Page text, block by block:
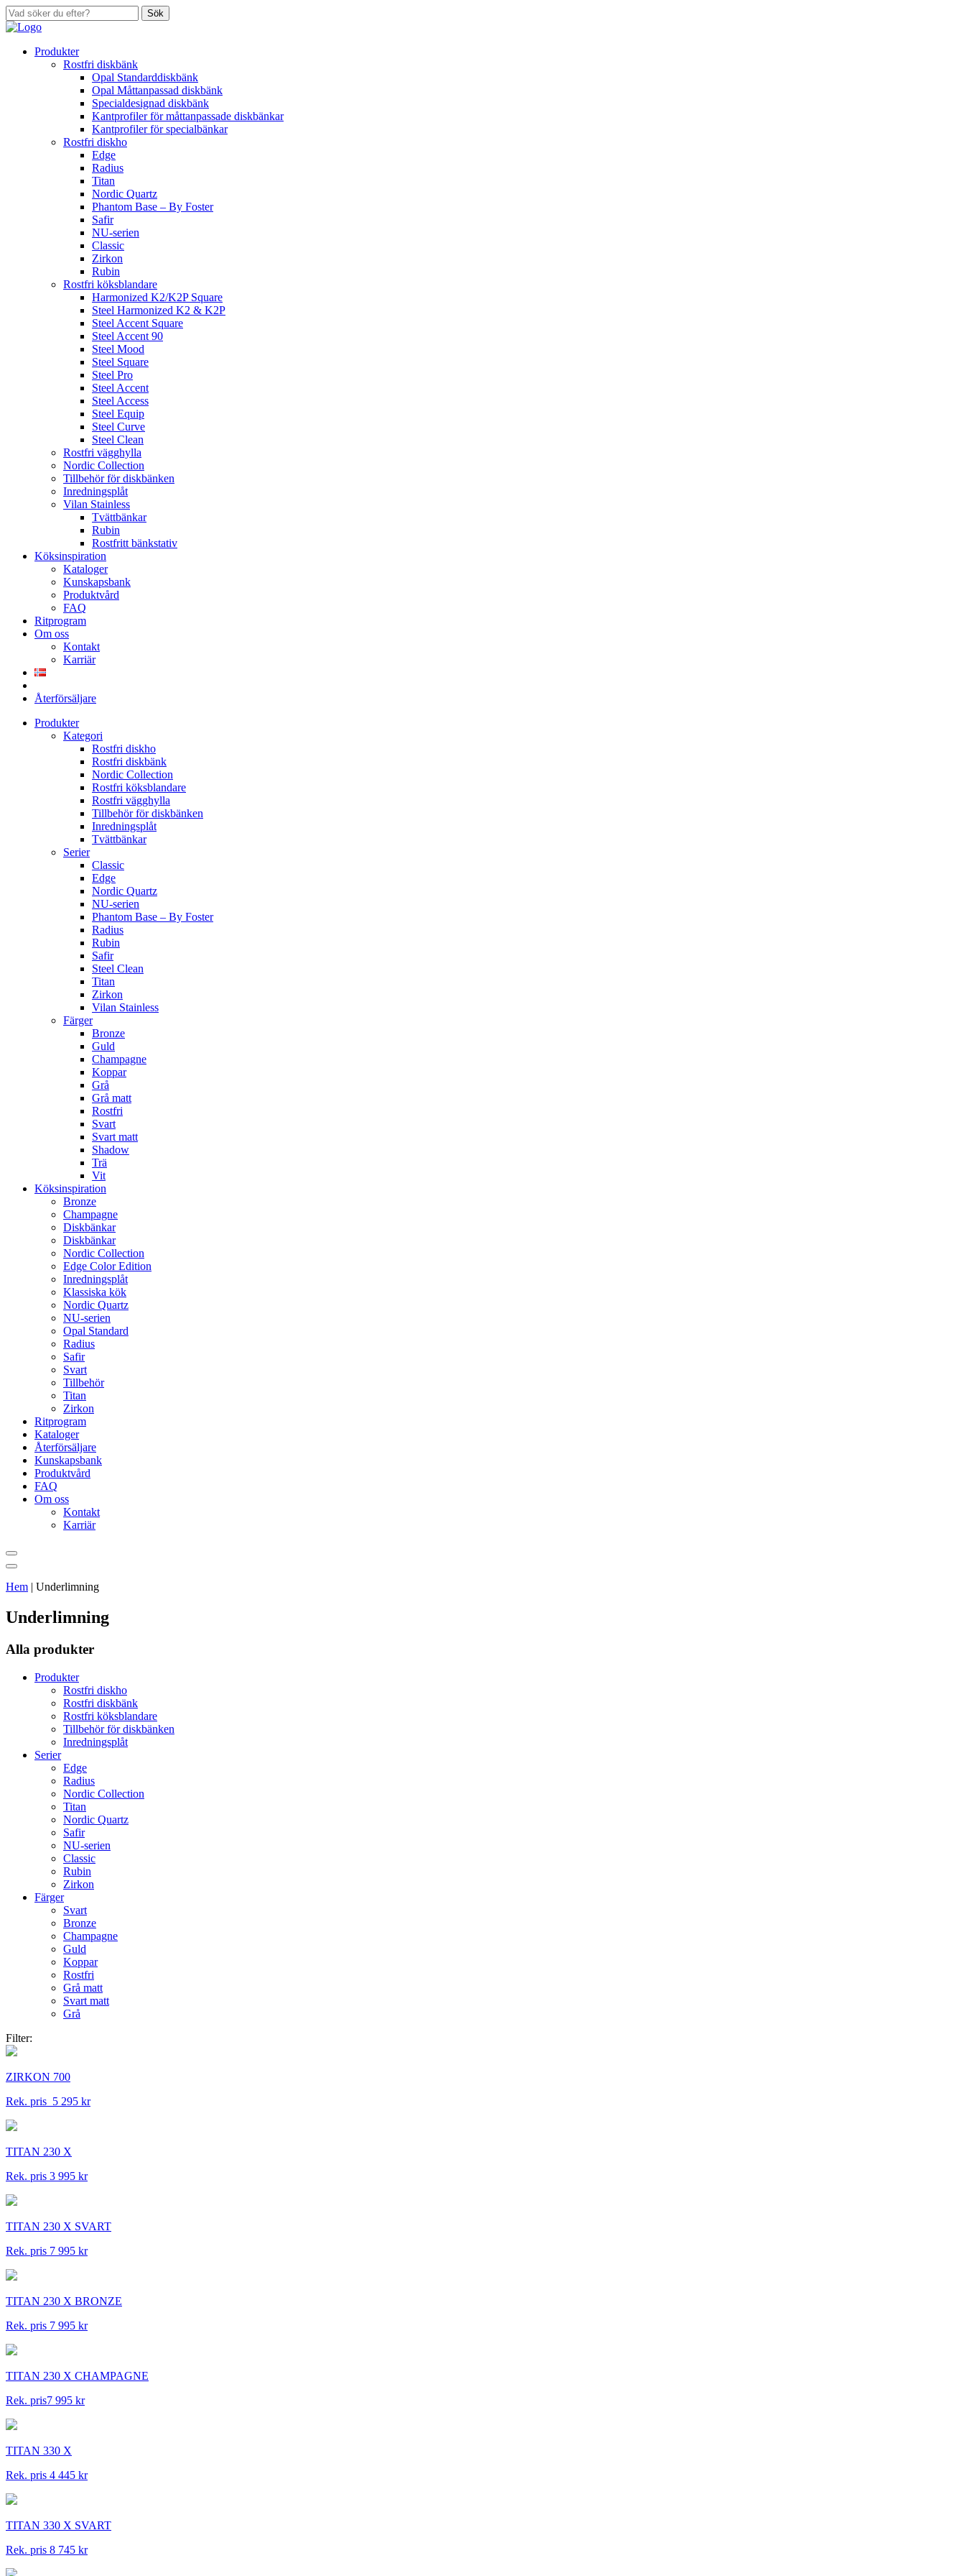
Sök
Produkter
Rostfri diskbänk
Opal Standarddiskbänk
Opal Måttanpassad diskbänk
Specialdesignad diskbänk
Kantprofiler för måttanpassade diskbänkar
Kantprofiler för specialbänkar
Rostfri diskho
Edge
Radius
Titan
Nordic Quartz
Phantom Base – By Foster
Safir
NU-serien
Classic
Zirkon
Rubin
Rostfri köksblandare
Harmonized K2/K2P Square
Steel Harmonized K2 & K2P
Steel Accent Square
Steel Accent 90
Steel Mood
Steel Square
Steel Pro
Steel Accent
Steel Access
Steel Equip
Steel Curve
Steel Clean
Rostfri vägghylla
Nordic Collection
Tillbehör för diskbänken
Inredningsplåt
Vilan Stainless
Tvättbänkar
Rubin
Rostfritt bänkstativ
Köksinspiration
Kataloger
Kunskapsbank
Produktvård
FAQ
Ritprogram
Om oss
Kontakt
Karriär
Återförsäljare
Produkter
Kategori
Rostfri diskho
Rostfri diskbänk
Nordic Collection
Rostfri köksblandare
Rostfri vägghylla
Tillbehör för diskbänken
Inredningsplåt
Tvättbänkar
Serier
Classic
Edge
Nordic Quartz
NU-serien
Phantom Base – By Foster
Radius
Rubin
Safir
Steel Clean
Titan
Zirkon
Vilan Stainless
Färger
Bronze
Guld
Champagne
Koppar
Grå
Grå matt
Rostfri
Svart
Svart matt
Shadow
Trä
Vit
Köksinspiration
Bronze
Champagne
Diskbänkar
Diskbänkar
Nordic Collection
Edge Color Edition
Inredningsplåt
Klassiska kök
Nordic Quartz
NU-serien
Opal Standard
Radius
Safir
Svart
Tillbehör
Titan
Zirkon
Ritprogram
Kataloger
Återförsäljare
Kunskapsbank
Produktvård
FAQ
Om oss
Kontakt
Karriär
Hem | Underlimning
Underlimning
Alla produkter
Produkter
Rostfri diskho
Rostfri diskbänk
Rostfri köksblandare
Tillbehör för diskbänken
Inredningsplåt
Serier
Edge
Radius
Nordic Collection
Titan
Nordic Quartz
Safir
NU-serien
Classic
Rubin
Zirkon
Färger
Svart
Bronze
Champagne
Guld
Koppar
Rostfri
Grå matt
Svart matt
Grå
Filter:
ZIRKON 700
Rek. pris 5 295 kr
TITAN 230 X
Rek. pris 3 995 kr
TITAN 230 X SVART
Rek. pris 7 995 kr
TITAN 230 X BRONZE
Rek. pris 7 995 kr
TITAN 230 X CHAMPAGNE
Rek. pris7 995 kr
TITAN 330 X
Rek. pris 4 445 kr
TITAN 330 X SVART
Rek. pris 8 745 kr